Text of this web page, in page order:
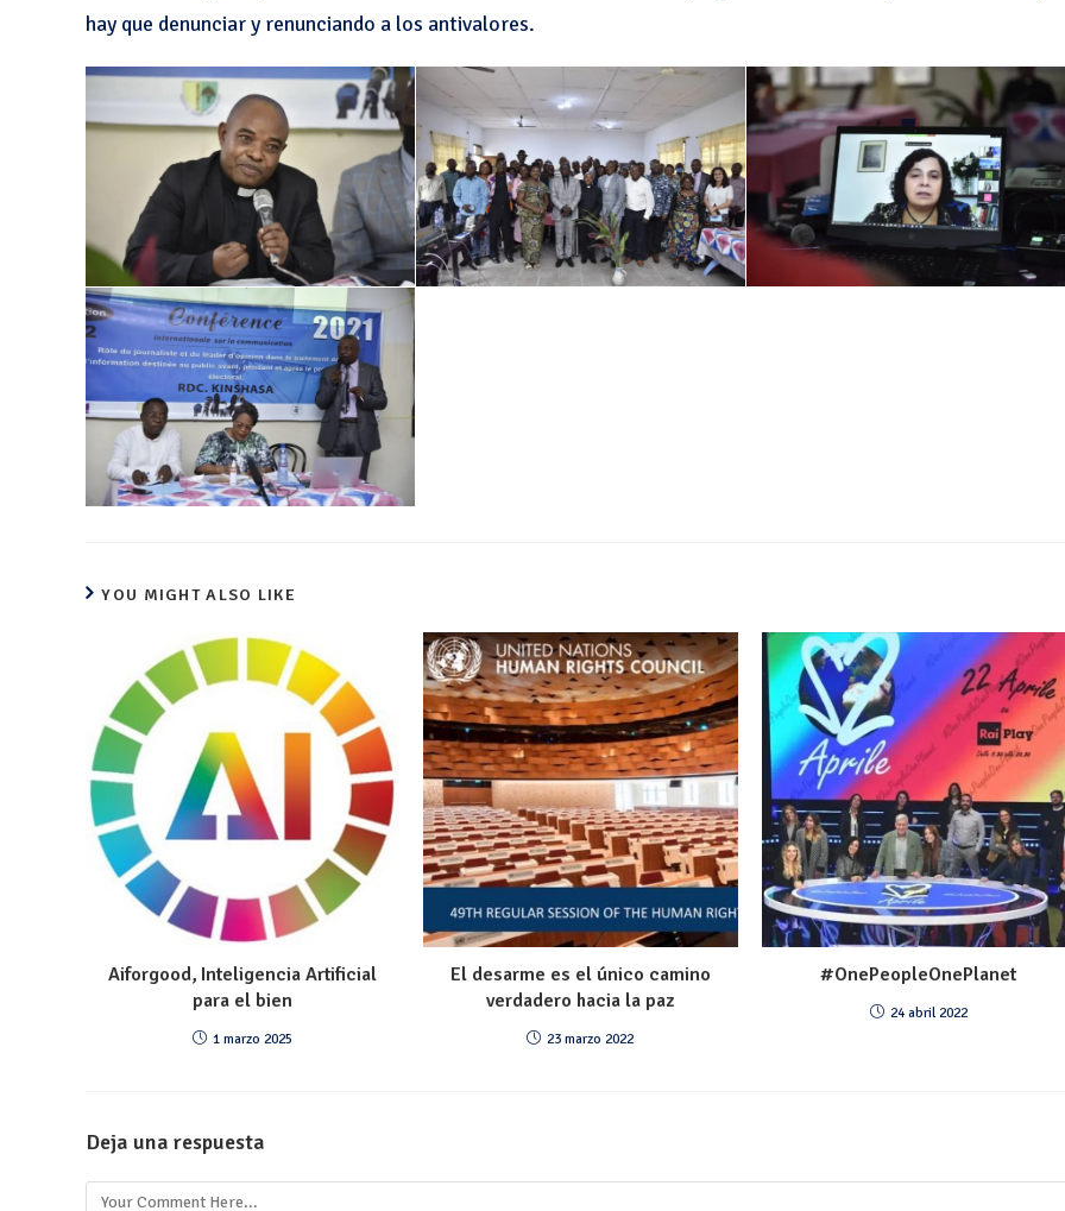
hay que denunciar y renunciando a los antivalores.
YOU MIGHT ALSO LIKE
Aiforgood, Inteligencia Artificial
para el bien
1 marzo 2025
El desarme es el único camino
verdadero hacia la paz
23 marzo 2022
#OnePeopleOnePlanet
24 abril 2022
Deja una respuesta